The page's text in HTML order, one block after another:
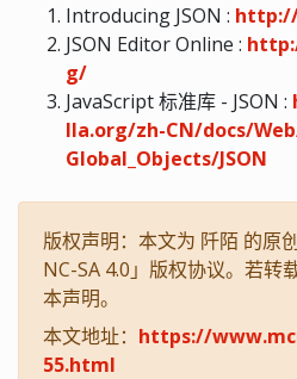
Introducing JSON :
JSON Editor Online :
g/
JavaScript 标准库 - JSON :
lla.org/zh-CN/docs/
Global_Objects/JSON
版权声明：本文为 阡陌 的原
NC-SA 4.0」版权协议。若转
本声明。
本文地址： https://
55.html